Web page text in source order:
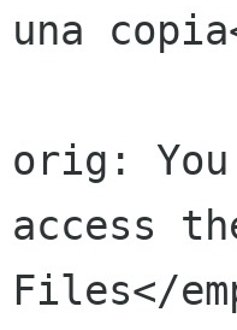
una
orig:
access
Files</